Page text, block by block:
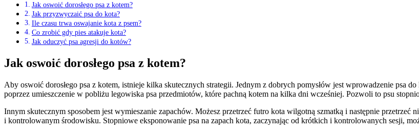
Jak oswoić dorosłego psa z kotem?
Jak przyzwyczaić psa do kota?
Ile czasu trwa oswajanie kota z psem?
Co zrobić gdy pies atakuje kota?
Jak oduczyć psa agresji do kotów?
Jak oswoić dorosłego psa z kotem?
Aby oswoić dorosłego psa z kotem, istnieje kilka skutecznych strategii. Jednym z dobrych pomysłów jest wprowadzenie psa
poprzez umieszczenie w pobliżu legowiska psa przedmiotów, które pachną kotem na kilka dni wcześniej. Pozwoli to psu
Innym skutecznym sposobem jest wymieszanie zapachów. Możesz przetrzeć futro kota wilgotną szmatką i następnie
i kontrolowanym środowisku. Stopniowe eksponowanie psa na zapach kota, zaczynając od krótkich i kontrolowanych sesji,